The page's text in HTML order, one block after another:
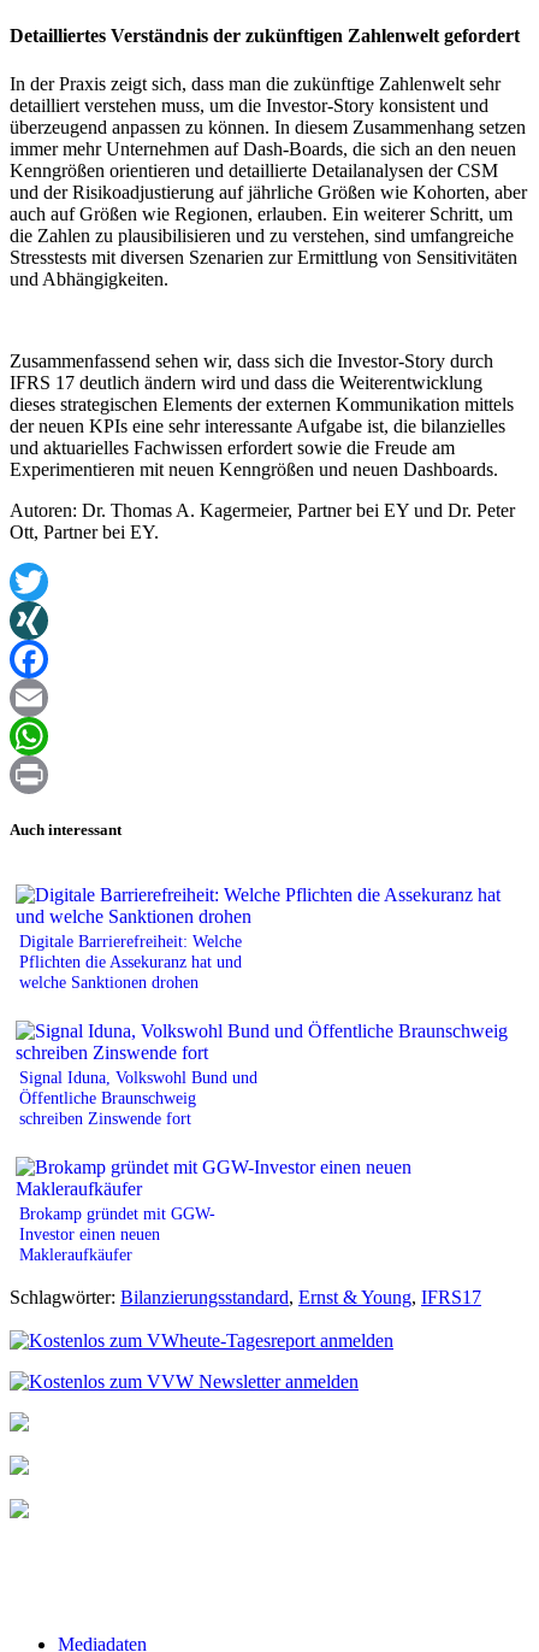
Detailliertes Verständnis der zukünftigen Zahlenwelt gefordert
In der Praxis zeigt sich, dass man die zukünftige Zahlenwelt sehr
detailliert verstehen muss, um die Investor-Story konsistent und
überzeugend anpassen zu können. In diesem Zusammenhang setzen
immer mehr Unternehmen auf Dash-Boards, die sich an den neuen
Kenngrößen orientieren und detaillierte Detailanalysen der CSM
und der Risikoadjustierung auf jährliche Größen wie Kohorten, aber
auch auf Größen wie Regionen, erlauben. Ein weiterer Schritt, um
die Zahlen zu plausibilisieren und zu verstehen, sind umfangreiche
Stresstests mit diversen Szenarien zur Ermittlung von Sensitivitäten
und Abhängigkeiten.
Zusammenfassend sehen wir, dass sich die Investor-Story durch
IFRS 17 deutlich ändern wird und dass die Weiterentwicklung
dieses strategischen Elements der externen Kommunikation mittels
der neuen KPIs eine sehr interessante Aufgabe ist, die bilanzielles
und aktuarielles Fachwissen erfordert sowie die Freude am
Experimentieren mit neuen Kenngrößen und neuen Dashboards.
Autoren: Dr. Thomas A. Kagermeier, Partner bei EY und Dr. Peter
Ott, Partner bei EY.
Twitter
XING
Facebook
Email
WhatsApp
Auch interessant
Digitale Barrierefreiheit: Welche
Pflichten die Assekuranz hat und
welche Sanktionen drohen
Signal Iduna, Volkswohl Bund und
Öffentliche Braunschweig
schreiben Zinswende fort
Brokamp gründet mit GGW-
Investor einen neuen
Makleraufkäufer
Schlagwörter: Bilanzierungsstandard, Ernst & Young, IFRS17
Mediadaten